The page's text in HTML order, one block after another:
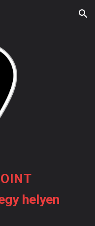
Skip to navigation
helyen